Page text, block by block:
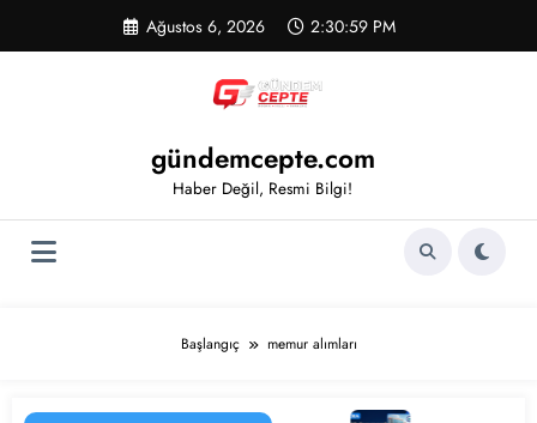
Ağustos 6, 2026 2:30:59 PM
gündemcepte.com
Haber Değil, Resmi Bilgi!
Başlangıç memur alımları